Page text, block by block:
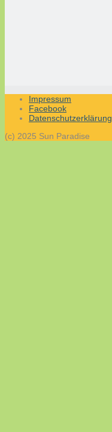
Impressum
Facebook
Datenschutzerklärung
(c) 2025 Sun Paradise